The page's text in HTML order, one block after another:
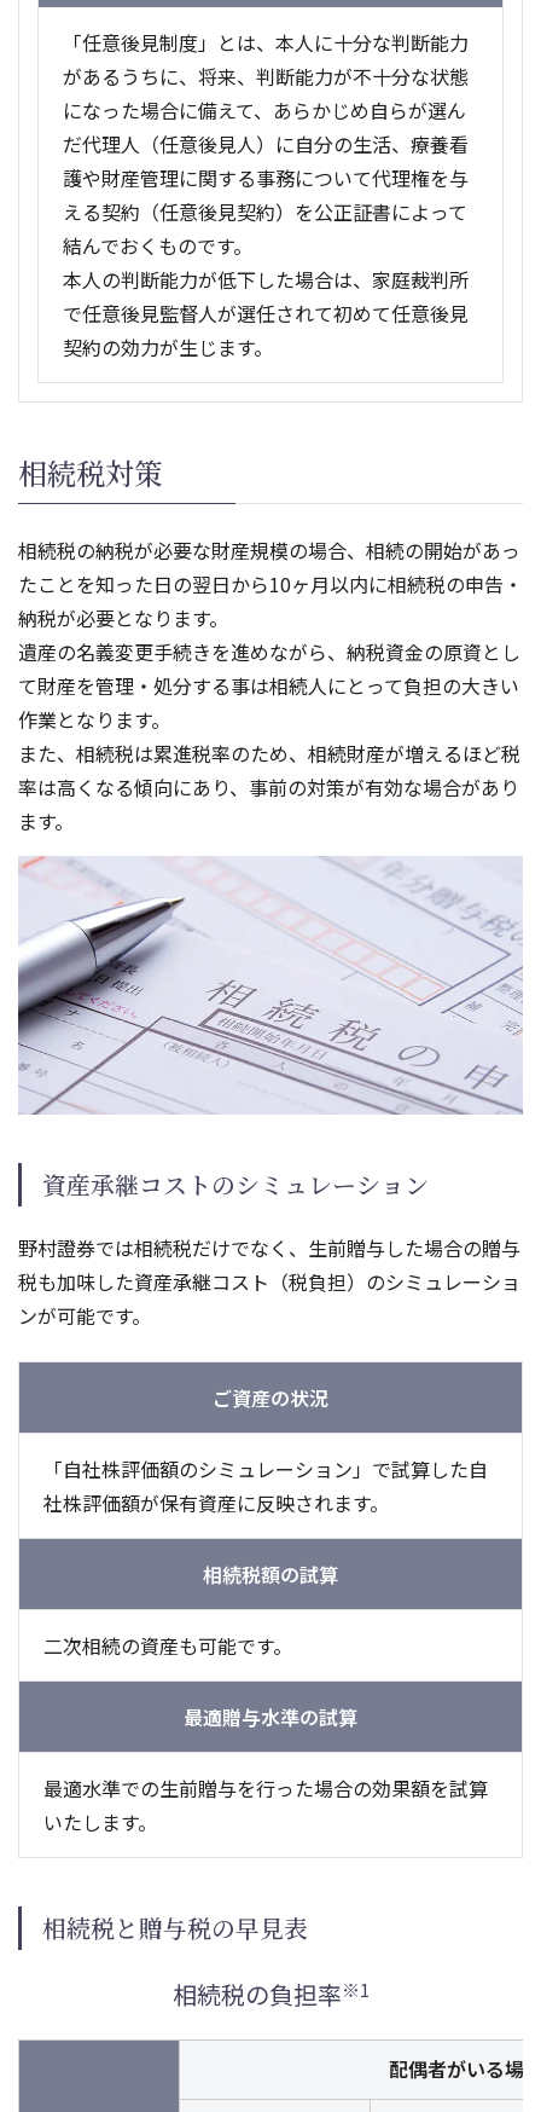
「任意後見制度」とは、本人に十分な判断能力
があるうちに、将来、判断能力が不十分な状態
になった場合に備えて、あらかじめ自らが選ん
だ代理人（任意後見人）に自分の生活、療養看
護や財産管理に関する事務について代理権を与
える契約（任意後見契約）を公正証書によって
結んでおくものです。
本人の判断能力が低下した場合は、家庭裁判所
で任意後見監督人が選任されて初めて任意後見
契約の効力が生じます。
相続税対策
相続税の納税が必要な財産規模の場合、相続の開始があっ
たことを知った日の翌日から10ヶ月以内に相続税の申告・
納税が必要となります。
遺産の名義変更手続きを進めながら、納税資金の原資とし
て財産を管理・処分する事は相続人にとって負担の大きい
作業となります。
また、相続税は累進税率のため、相続財産が増えるほど税
率は高くなる傾向にあり、事前の対策が有効な場合があり
ます。
資産承継コストのシミュレーション
野村證券では相続税だけでなく、生前贈与した場合の贈与
税も加味した資産承継コスト（税負担）のシミュレーショ
ンが可能です。
ご資産の状況
「自社株評価額のシミュレーション」で試算した自
社株評価額が保有資産に反映されます。
相続税額の試算
二次相続の資産も可能です。
最適贈与水準の試算
最適水準での生前贈与を行った場合の効果額を試算
いたします。
相続税と贈与税の早見表
相続税の負担率※1
配偶者がいる場